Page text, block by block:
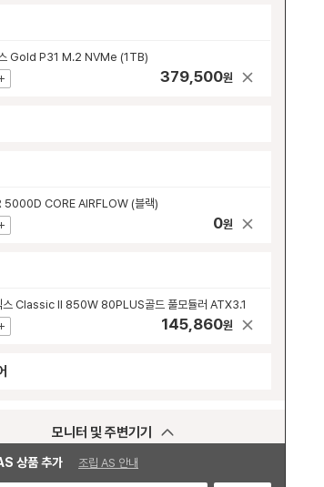
Gold P31 M.2 NVMe (1TB)
379,500원
5000D CORE AIRFLOW (블랙)
0원
스 Classic II 850W 80PLUS골드 풀모듈러 ATX3.1
145,860원
모니터 및 주변기기
상품 추가 조립 AS 안내